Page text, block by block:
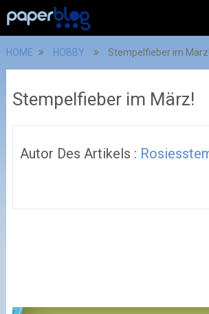
HOME HOBBY Stempelfieber im März!
Stempelfieber im März!
Autor Des Artikels :